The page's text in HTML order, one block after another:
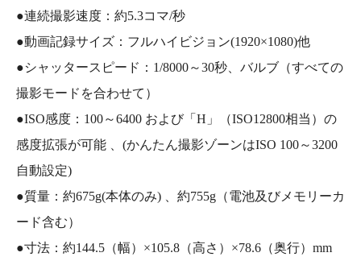
●連続撮影速度：約5.3コマ/秒
●動画記録サイズ：フルハイビジョン(1920×1080)他
●シャッタースピード：1/8000～30秒、バルブ（すべての
撮影モードを合わせて）
●ISO感度：100～6400 および「H」（ISO12800相当）の
感度拡張が可能 、(かんたん撮影ゾーンはISO 100～3200
自動設定)
●質量：約675g(本体のみ) 、約755g（電池及びメモリーカ
ード含む）
●寸法：約144.5（幅）×105.8（高さ）×78.6（奥行）mm